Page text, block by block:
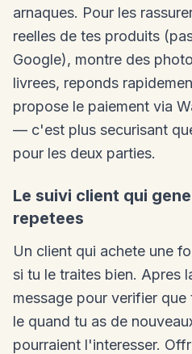
arnaques. Pour les
reelles de tes produits
Google), montre des
livrees, reponds
propose le paiement via
— c'est plus securisant
pour les deux parties.
Le suivi client qui
repetees
Un client qui achete une
si tu le traites bien. Apres
message pour verifier
le quand tu as de
pourraient l'interesser.